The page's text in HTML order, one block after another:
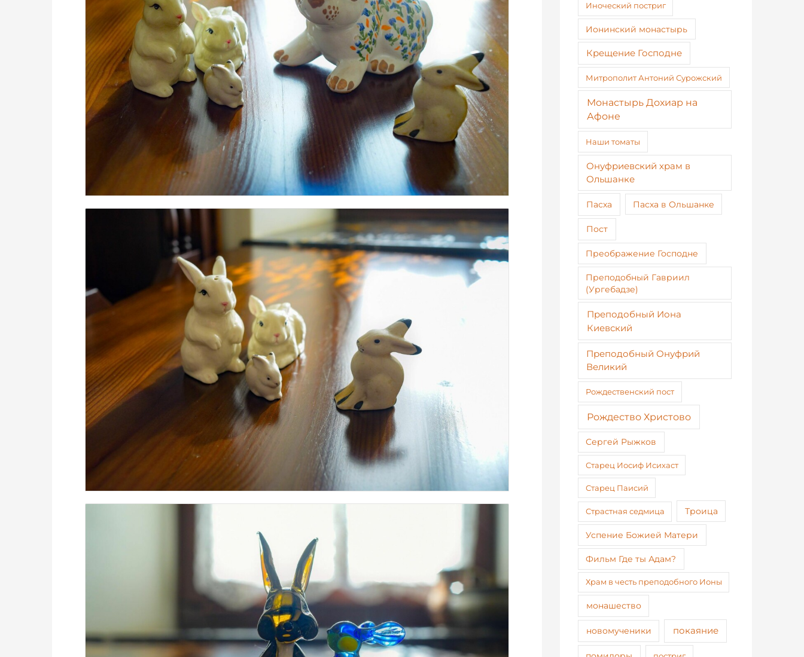
Иноческий постриг
Ионинский монастырь
Крещение Господне
Митрополит Антоний Сурожский
Монастырь Дохиар на
Афоне
Наши томаты
Онуфриевский храм в
Ольшанке
Пасха Пасха в Ольшанке
Пост
Преображение Господне
Преподобный Гавриил
(Ургебадзе)
Преподобный Иона
Киевский
Преподобный Онуфрий
Великий
Рождественский пост
Рождество Христово
Сергей Рыжков
Старец Иосиф Исихаст
Старец Паисий
Страстная седмица Троица
Успение Божией Матери
Фильм Где ты Адам?
Храм в честь преподобного Ионы
монашество
новомученики покаяние